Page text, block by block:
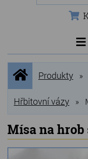
NOVINKY
VÝPRODEJ
Produkty
Grilovací, pečící
Úvodní
stránka
Produkty »
Hřbitovní vázy »
Mísa na hrob